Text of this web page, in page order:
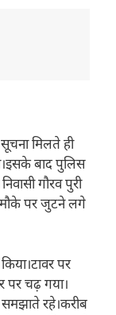
मिलते ही
बाद पुलिस
गौरव पुरी
मौके पर जुटने लगे
पर
पर चढ़ गया।
रहे।करीब